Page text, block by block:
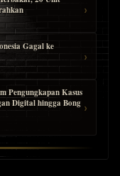
›
Gagal ke
›
Pengungkapan Kasus
Digital hingga Bong ›